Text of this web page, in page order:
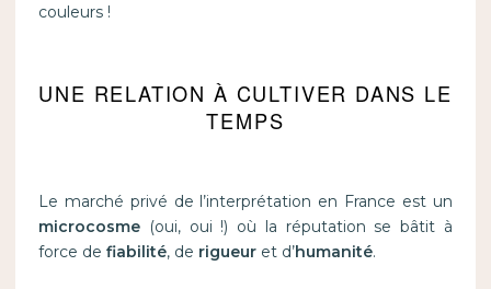
couleurs !
UNE RELATION À CULTIVER DANS LE
TEMPS
Le marché privé de l’interprétation en France est un
microcosme(oui, oui !) où la réputation se bâtit à
force de fiabilité, de rigueuret d’humanité.